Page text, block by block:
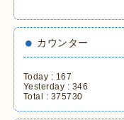
カウンター
Today : 167
Yesterday : 346
Total : 375730